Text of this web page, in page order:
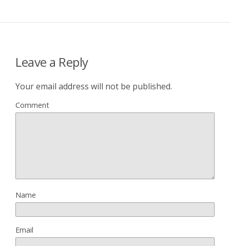
Leave a Reply
Your email address will not be published.
Comment
Name
Email